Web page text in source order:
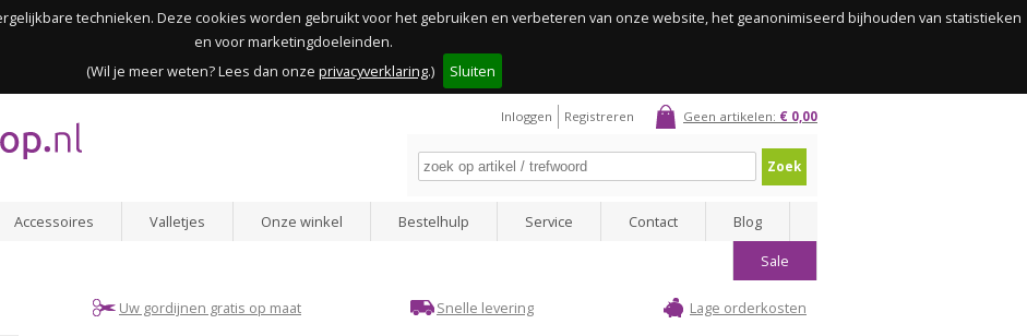
technieken. Deze cookies worden gebruikt voor het gebruiken en verbeteren van onze website, het geanonimiseerd bijhouden van statistieken
en voor marketingdoeleinden.
(Wil je meer weten? Lees dan onze privacyverklaring.) Sluiten
Geen artikelen: € 0,00
Inloggen Registreren
Zoek
Accessoires Valletjes Onze winkel Bestelhulp Service Contact
Blog
Sale
Uw gordijnen gratis op maat Snelle levering Lage orderkosten